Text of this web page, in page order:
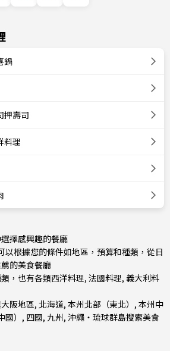
鍋
押壽司
料理
擇感興趣的餐廳
以根據您的條件如地區，預算和種類，從日
的美食餐廳
，也有各類西洋料理, 法國料理, 義大利料
阪地區, 北海道, 本州北部（東北） , 本州中
） , 四國, 九州, 沖繩・琉球群島搜索美食